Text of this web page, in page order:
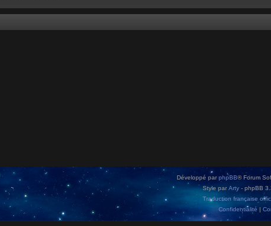
Développé parphpBB® Forum
Style par Arty - phpBB
Traduction française
Confidentialité |